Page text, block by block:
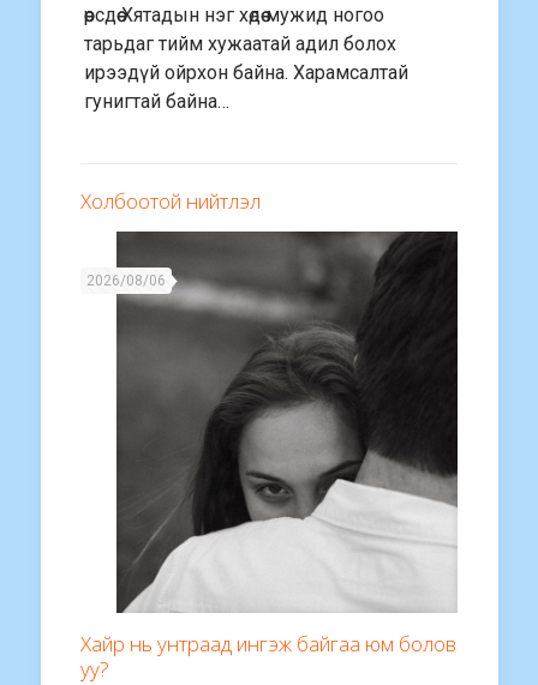
өөрсдөө Хятадын нэг хөдөө мужид ногоо
тарьдаг тийм хужаатай адил болох
ирээдүй ойрхон байна. Харамсалтай
гунигтай байна…
Холбоотой нийтлэл
2026/08/06
Хайр нь унтраад ингэж байгаа юм болов
уу?